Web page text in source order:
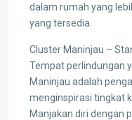
dalam rumah yang
yang tersedia.
Cluster Maninjau –
Tempat perlindungan
Maninjau adalah
menginspirasi tingkat
Manjakan diri dengan